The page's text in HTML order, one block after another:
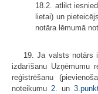
18.2. atlikt
lietai) un
notāra lēmumā
19. Ja valsts notārs
izdarīšanu Uzņēmumu
reģistrēšanu
noteikumu 2. un